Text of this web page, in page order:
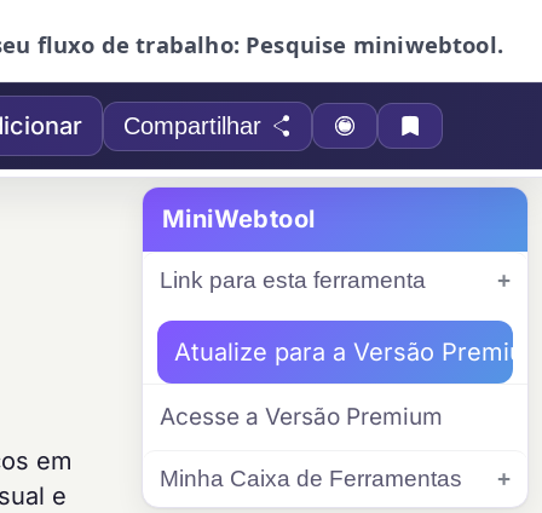
fluxo de trabalho: Pesquise miniwebtool.
Compartilhar
em
e
MiniWebtool
Link para esta ferramenta
Atualize para a Versão
Acesse a Versão Premium
Minha Caixa de Ferramentas